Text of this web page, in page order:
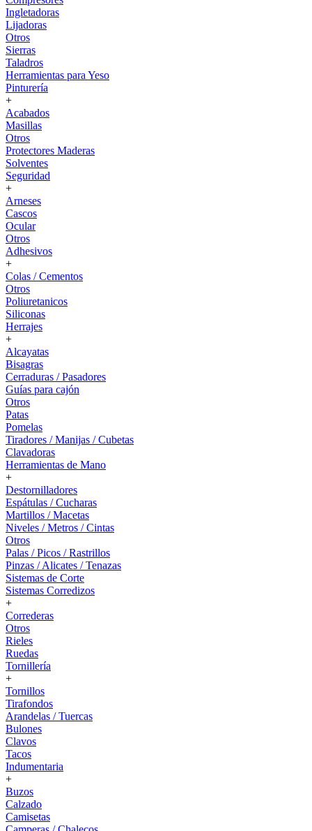
Ingletadoras
Lijadoras
Otros
Sierras
Taladros
Herramientas para Yeso
Pinturería
+
Acabados
Masillas
Otros
Protectores Maderas
Solventes
Seguridad
+
Arneses
Cascos
Ocular
Otros
Adhesivos
+
Colas / Cementos
Otros
Poliuretanicos
Siliconas
Herrajes
+
Alcayatas
Bisagras
Cerraduras / Pasadores
Guías para cajón
Otros
Patas
Pomelas
Tiradores / Manijas / Cubetas
Clavadoras
Herramientas de Mano
+
Destornilladores
Espátulas / Cucharas
Martillos / Macetas
Niveles / Metros / Cintas
Otros
Palas / Picos / Rastrillos
Pinzas / Alicates / Tenazas
Sistemas de Corte
Sistemas Corredizos
+
Correderas
Otros
Rieles
Ruedas
Tornillería
+
Tornillos
Tirafondos
Arandelas / Tuercas
Bulones
Clavos
Tacos
Indumentaria
+
Buzos
Calzado
Camisetas